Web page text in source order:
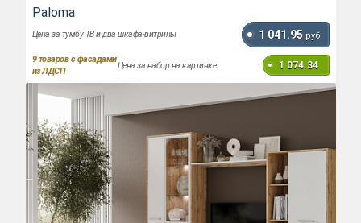
Paloma
Цена за тумбу ТВ и два шкафа-витрины 1 041.95 руб.
9 товаров с фасадами
из ЛДСП
Цена за набор на картинке 1 074.34